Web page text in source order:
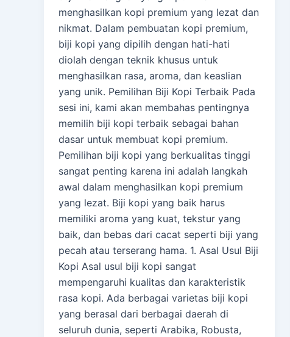
menghasilkan kopi premium yang lezat dan
nikmat. Dalam pembuatan kopi premium,
biji kopi yang dipilih dengan hati-hati
diolah dengan teknik khusus untuk
menghasilkan rasa, aroma, dan keaslian
yang unik. Pemilihan Biji Kopi Terbaik Pada
sesi ini, kami akan membahas pentingnya
memilih biji kopi terbaik sebagai bahan
dasar untuk membuat kopi premium.
Pemilihan biji kopi yang berkualitas tinggi
sangat penting karena ini adalah langkah
awal dalam menghasilkan kopi premium
yang lezat. Biji kopi yang baik harus
memiliki aroma yang kuat, tekstur yang
baik, dan bebas dari cacat seperti biji yang
pecah atau terserang hama. 1. Asal Usul Biji
Kopi Asal usul biji kopi sangat
mempengaruhi kualitas dan karakteristik
rasa kopi. Ada berbagai varietas biji kopi
yang berasal dari berbagai daerah di
seluruh dunia, seperti Arabika, Robusta,